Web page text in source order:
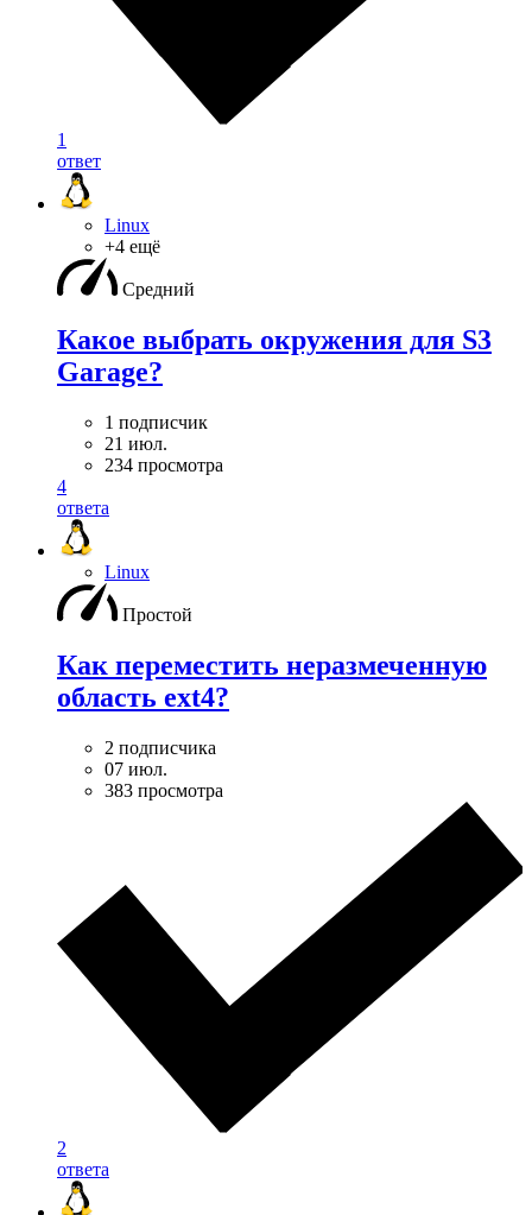
1
ответ
Linux
+4 ещё
Средний
Какое выбрать окружения для S3
Garage?
1 подписчик
21 июл.
234 просмотра
4
ответа
Linux
Простой
Как переместить неразмеченную
область ext4?
2 подписчика
07 июл.
383 просмотра
2
ответа